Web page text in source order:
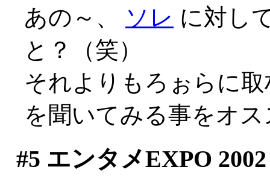
あの～、 ソレ に対し
と？（笑）
それよりもろぉらに
を聞いてみる事をオ
#5 エンタメEXPO 2002